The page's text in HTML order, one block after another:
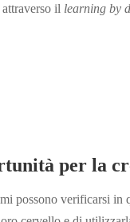
il learning by
per la
possono verificarsi in